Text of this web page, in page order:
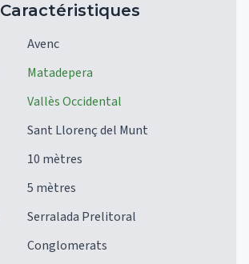
Caractéristiques
Avenc
Matadepera
Vallès Occidental
Sant Llorenç del Munt
10 mètres
5 mètres
Serralada Prelitoral
Conglomerats